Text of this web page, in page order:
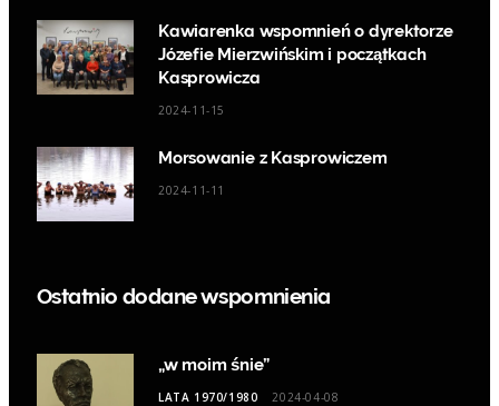
Kawiarenka wspomnień o dyrektorze
Józefie Mierzwińskim i początkach
Kasprowicza
2024-11-15
Morsowanie z Kasprowiczem
2024-11-11
Ostatnio dodane wspomnienia
„w moim śnie”
LATA 1970/1980 2024-04-08